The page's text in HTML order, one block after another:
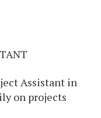
Assistant in
on projects